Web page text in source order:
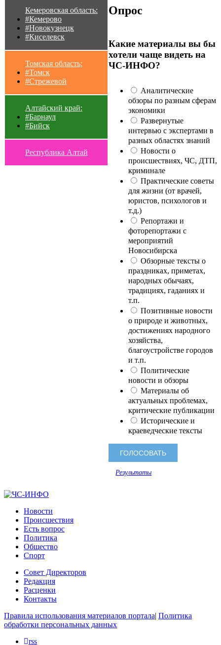
Кемеровская область:
#Кемерово
#Новокузнецк
#Киселевск
Томская область:
#Томск
#Стрежевой
Алтайский край:
#Барнаул
#Бийск
Республика Алтай
Опрос
Какие материалы вы бы
хотели чаще видеть на
ЧС-ИНФО?
Аналитические
обзоры по разным сферам
экономики
Развернутые
интервью с экспертами в
разных областях знаний
Новости о
происшествиях, ЧС, ДТП,
криминале
Практические советы
для жизни (от врачей,
юристов, психологов и
т.д.)
Репортажи и
фоторепортажи с
мероприятий
Новосибирска
Обзорные тексты о
праздниках, приметах,
народных обычаях,
традициях, гаданиях и
т.п.
Позитивные новости
о природе и животных,
достижениях народного
хозяйства,
благоустройстве городов
и т.п.
Политические
новости и обзоры
Материалы об
актуальных проблемах,
критические публикации
Исторические и
краеведческие тексты
Результаты
Новости
Происшествия
Есть вопрос
Политика
Общество
Спорт
Совет Директоров
Редакция
Расценки
Контакты
Правила использования материалов портала| Политика
обработки персональных данных
rss